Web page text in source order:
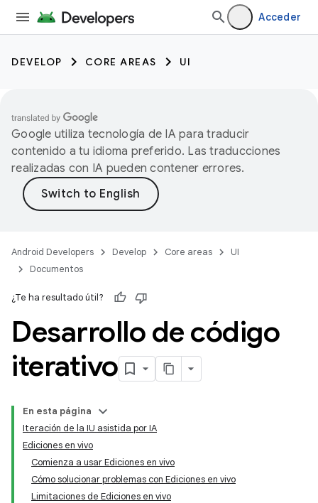
Acceder
DEVELOP CORE AREAS UI
Google utiliza tecnología de IA para traducir
contenido a tu idioma preferido. Las traducciones
realizadas con IA pueden contener errores.
Android Developers Develop Core areas
UI
Documentos
¿Te ha resultado útil?
Desarrollo de código
iterativo
En esta página
Iteración de la IU asistida por IA
Ediciones en vivo
Comienza a usar Ediciones en vivo
Cómo solucionar problemas con Ediciones en vivo
Limitaciones de Ediciones en vivo